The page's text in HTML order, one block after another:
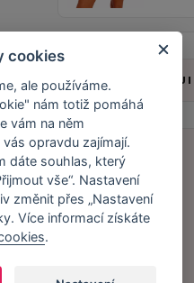
Zákaznický účet
Registrace
Doprava a platba
cookies
ale používáme.
nám totiž pomáhá
vám na něm
opravdu zajímají.
dáte souhlas, který
vše“. Nastavení
změnit přes „Nastavení
Více informací získáte
.